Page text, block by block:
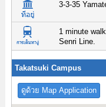
3-3-35
1 minute
Senri Line.
Takatsuki Campus
ดูด้วย Map Application